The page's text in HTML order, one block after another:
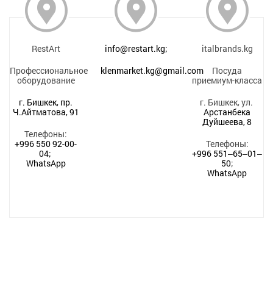
RestArt
Профессиональное
оборудование
г. Бишкек, пр.
Ч.Айтматова, 91
Телефоны:
+996 550 92-00-
04;
WhatsApp
info@restart.kg;
klenmarket.kg@gmail.com
italbrands.kg
Посуда
приемиум-класса
г. Бишкек, ул.
Арстанбека
Дуйшеева, 8
Телефоны:
+996 551‒65‒01‒
50;
WhatsApp